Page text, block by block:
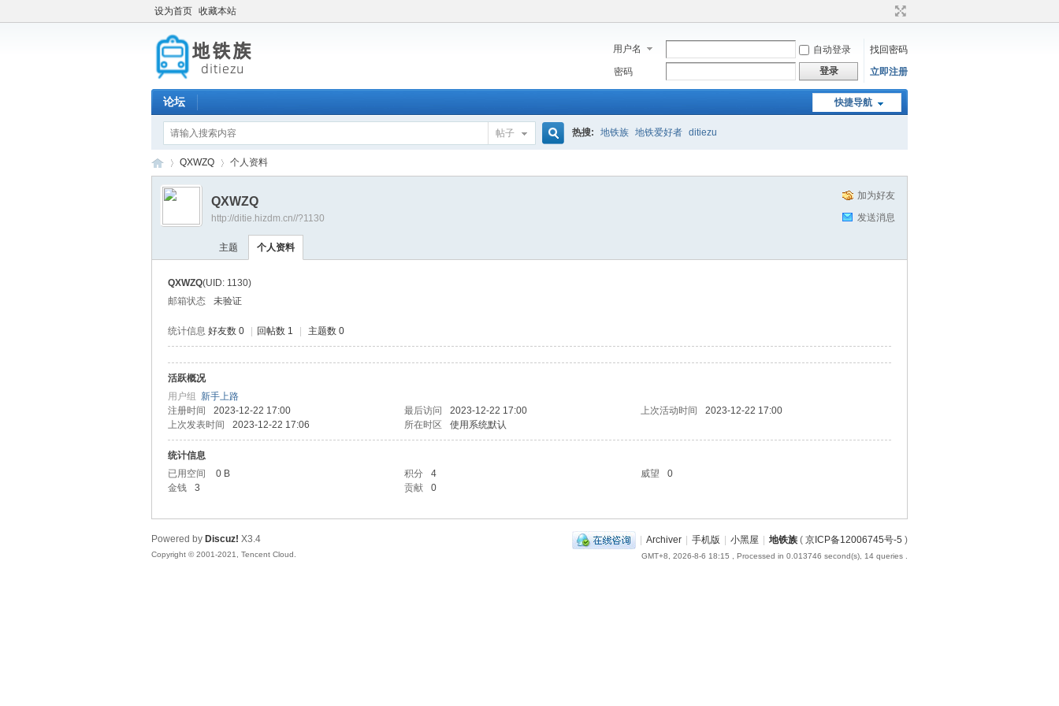
设为首页 收藏本站
用户名 自动登录
找回密码
密码
登录 立即注册
快捷导航
论坛
帖子 热搜: 地铁族 地铁爱好者 ditiezu
族
›
QXWZQ 个人资料
加为好友
发送消息
QXWZQ
http://ditie.hizdm.cn//?1130
主题 个人资料
QXWZQ(UID: 1130)
邮箱状态
未验证
统计信息 好友数 0 回帖数 1 主题数 0
活跃概况
用户组 新手上路
注册时间
2023-12-22 17:00 最后访问 2023-12-22 17:00 上次活动时间
2023-12-22 17:00
上次发表时间
2023-12-22 17:06 所在时区 使用系统默认
统计信息
已用空间
0 B 积分 4 威望
0
金钱
3 贡献 0
| Archiver | 手机版 | 小黑屋 | 地铁族 ( 京ICP备12006745号-5 )
GMT+8, 2026-8-6 18:15 , Processed in 0.013746 second(s), 14 queries .
Powered by Discuz! X3.4
Copyright © 2001-2021, Tencent Cloud.